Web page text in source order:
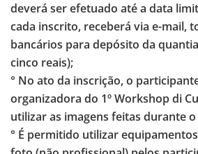
deverá ser efetuado até a data
cada inscrito, receberá via e-mail,
bancários para depósito da
cinco reais);
° No ato da inscrição, o
organizadora do 1º Workshop di
utilizar as imagens feitas durante
° É permitido utilizar